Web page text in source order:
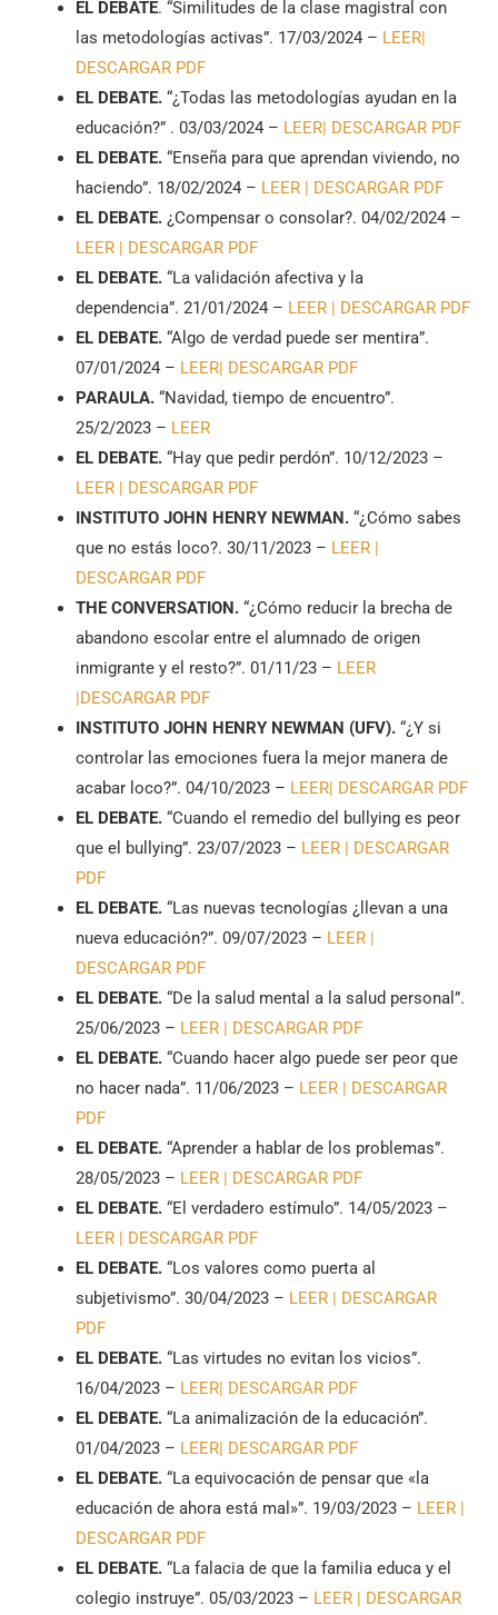
EL DEBATE. “Similitudes de la clase magistral con
las metodologías activas”. 17/03/2024 – LEER|
DESCARGAR PDF
EL DEBATE. “¿Todas las metodologías ayudan en la
educación?” . 03/03/2024 – LEER| DESCARGAR PDF
EL DEBATE. “Enseña para que aprendan viviendo, no
haciendo”. 18/02/2024 – LEER | DESCARGAR PDF
EL DEBATE. ¿Compensar o consolar?. 04/02/2024 –
LEER | DESCARGAR PDF
EL DEBATE. “La validación afectiva y la
dependencia”. 21/01/2024 – LEER | DESCARGAR PDF
EL DEBATE. “Algo de verdad puede ser mentira”.
07/01/2024 – LEER| DESCARGAR PDF
PARAULA. “Navidad, tiempo de encuentro”.
25/2/2023 – LEER
EL DEBATE. “Hay que pedir perdón”. 10/12/2023 –
LEER | DESCARGAR PDF
INSTITUTO JOHN HENRY NEWMAN. “¿Cómo sabes
que no estás loco?. 30/11/2023 – LEER |
DESCARGAR PDF
THE CONVERSATION. “¿Cómo reducir la brecha de
abandono escolar entre el alumnado de origen
inmigrante y el resto?”. 01/11/23 – LEER
|DESCARGAR PDF
INSTITUTO JOHN HENRY NEWMAN (UFV). “¿Y si
controlar las emociones fuera la mejor manera de
acabar loco?”. 04/10/2023 – LEER| DESCARGAR PDF
EL DEBATE. “Cuando el remedio del bullying es peor
que el bullying”. 23/07/2023 – LEER | DESCARGAR
PDF
EL DEBATE. “Las nuevas tecnologías ¿llevan a una
nueva educación?”. 09/07/2023 – LEER |
DESCARGAR PDF
EL DEBATE. “De la salud mental a la salud personal”.
25/06/2023 – LEER | DESCARGAR PDF
EL DEBATE. “Cuando hacer algo puede ser peor que
no hacer nada”. 11/06/2023 – LEER | DESCARGAR
PDF
EL DEBATE. “Aprender a hablar de los problemas”.
28/05/2023 – LEER | DESCARGAR PDF
EL DEBATE. “El verdadero estímulo”. 14/05/2023 –
LEER | DESCARGAR PDF
EL DEBATE. “Los valores como puerta al
subjetivismo”. 30/04/2023 – LEER | DESCARGAR
PDF
EL DEBATE. “Las virtudes no evitan los vicios”.
16/04/2023 – LEER| DESCARGAR PDF
EL DEBATE. “La animalización de la educación”.
01/04/2023 – LEER| DESCARGAR PDF
EL DEBATE. “La equivocación de pensar que «la
educación de ahora está mal»”. 19/03/2023 – LEER |
DESCARGAR PDF
EL DEBATE. “La falacia de que la familia educa y el
colegio instruye”. 05/03/2023 – LEER | DESCARGAR